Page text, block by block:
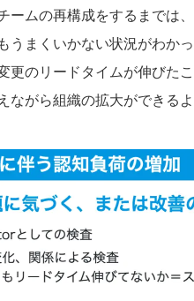
ームの再構成をするまでは
うまくいかない状況がわか
更のリードタイムが伸びた
ながら組織の拡大ができる